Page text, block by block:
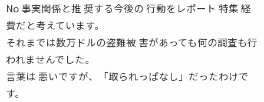
No 事実関係と推 奨する今後の 行動をレポート 特集 経
費だと考えています。
それまでは数万ドルの盗難被 害があっても何の調査も行
われませんでした。
言葉は 悪いですが、「取られっぱなし」だったわけで
す。